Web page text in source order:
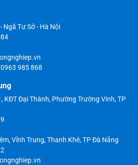
Tư Sở - Hà Nội
0963 985 868
KĐT Đại Thành, Phường Trường Vinh, TP
Vĩnh Trung, Thanh Khê, TP Đà Nẵng